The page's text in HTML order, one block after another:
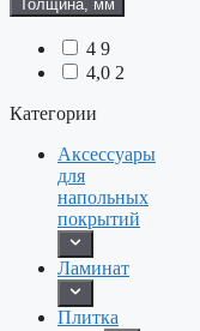
Толщина, мм
4 9
4,0 2
Категории
Аксессуары
для
напольных
покрытий
Ламинат
Плитка